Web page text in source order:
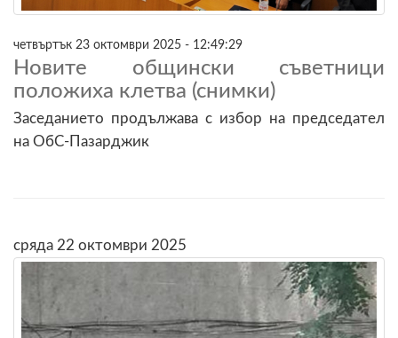
четвъртък 23 октомври 2025 - 12:49:29
Новите общински съветници
положиха клетва (снимки)
Заседанието продължава с избор на председател
на ОбС-Пазарджик
сряда 22 октомври 2025